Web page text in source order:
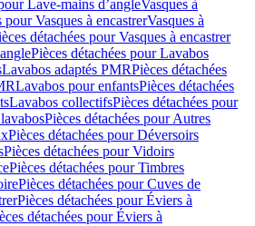
Lave-mains d’angleVasques à
pour Vasques à encastrerVasques à
détachées pour Vasques à encastrer
Pièces détachées pour Lavabos
Lavabos adaptés PMRPièces détachées
Lavabos pour enfantsPièces détachées
Lavabos collectifsPièces détachées pour
Pièces détachées pour Autres
Pièces détachées pour Déversoirs
Pièces détachées pour Vidoirs
Pièces détachées pour Timbres
Pièces détachées pour Cuves de
Pièces détachées pour Éviers à
détachées pour Éviers à